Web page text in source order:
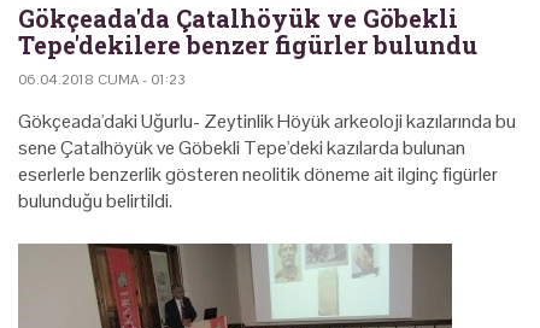
Gökçeada'da Çatalhöyük ve Göbekli
Tepe'dekilere benzer figürler bulundu
06.04.2018 CUMA - 01:23
Gökçeada'daki Uğurlu- Zeytinlik Höyük arkeoloji kazılarında bu
sene Çatalhöyük ve Göbekli Tepe'deki kazılarda bulunan
eserlerle benzerlik gösteren neolitik döneme ait ilginç figürler
bulunduğu belirtildi.